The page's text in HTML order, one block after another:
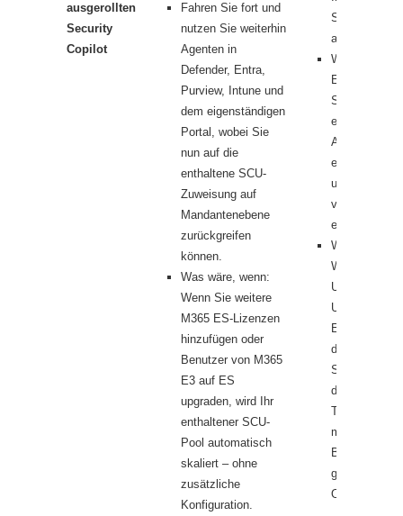
ausgerollten
Security
Copilot
Fahren Sie fort und
nutzen Sie weiterhin
Agenten in
Defender, Entra,
Purview, Intune und
dem eigenständigen
Portal, wobei Sie
nun auf die
enthaltene SCU-
Zuweisung auf
Mandantenebene
zurückgreifen
können.
Was wäre, wenn:
Wenn Sie weitere
M365 ES-Lizenzen
hinzufügen oder
Benutzer von M365
E3 auf ES
upgraden, wird Ihr
enthaltener SCU-
Pool automatisch
skaliert – ohne
zusätzliche
Konfiguration.
SCU-
abgerechnet.
Weg zur
Sie später
erwerben,
Anspruch auf
enthaltenen
und erhalten
vor der
eine
Was wäre,
Wenn Ihr
Upgrade von
E3 auf ES
durchführt,
Security
der
Teil der ES-
mit
geführter
Onboarding-